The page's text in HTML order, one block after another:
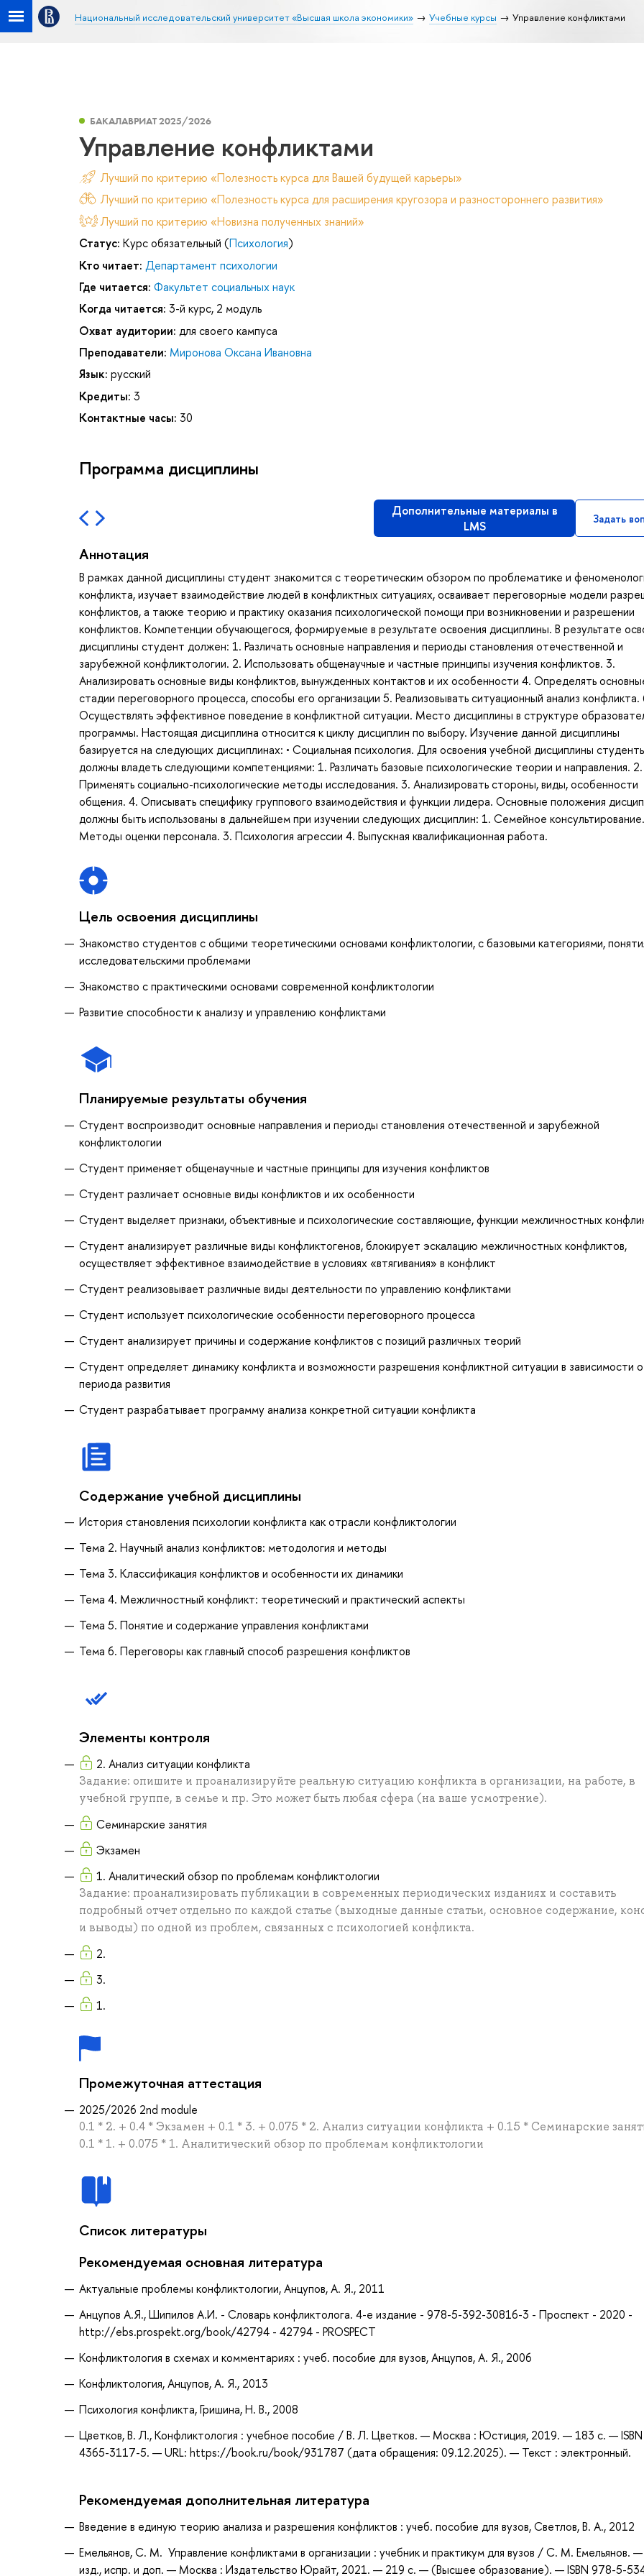
Национальный исследовательский университет «Высшая школа экономики» Учебные курсы Управление конфликтами
БАКАЛАВРИАТ 2025/2026
Управление конфликтами
Лучший по критерию «Полезность курса для Вашей будущей карьеры»
Лучший по критерию «Полезность курса для расширения кругозора и разностороннего развития»
Лучший по критерию «Новизна полученных знаний»
Статус: Курс обязательный (Психология)
Кто читает: Департамент психологии
Где читается: Факультет социальных наук
Когда читается: 3-й курс, 2 модуль
Охват аудитории: для своего кампуса
Преподаватели: Миронова Оксана Ивановна
Язык: русский
Кредиты: 3
Контактные часы: 30
Программа дисциплины
Дополнительные материалы в
LMS
Задать
Аннотация
В рамках данной дисциплины студент знакомится с теоретическим обзором по проблематике и
конфликта, изучает взаимодействие людей в конфликтных ситуациях, осваивает переговорные модели
конфликтов, а также теорию и практику оказания психологической помощи при возникновении и разрешении
конфликтов. Компетенции обучающегося, формируемые в результате освоения дисциплины. В результате
дисциплины студент должен: 1. Различать основные направления и периоды становления отечественной и
зарубежной конфликтологии. 2. Использовать общенаучные и частные принципы изучения конфликтов. 3.
Анализировать основные виды конфликтов, вынужденных контактов и их особенности 4. Определять
стадии переговорного процесса, способы его организации 5. Реализовывать ситуационный анализ конфликта.
Осуществлять эффективное поведение в конфликтной ситуации. Место дисциплины в структуре
программы. Настоящая дисциплина относится к циклу дисциплин по выбору. Изучение данной дисциплины
базируется на следующих дисциплинах: • Социальная психология. Для освоения учебной дисциплины
должны владеть следующими компетенциями: 1. Различать базовые психологические теории и направления. 2.
Применять социально-психологические методы исследования. 3. Анализировать стороны, виды, особенности
общения. 4. Описывать специфику группового взаимодействия и функции лидера. Основные положения
должны быть использованы в дальнейшем при изучении следующих дисциплин: 1. Семейное
Методы оценки персонала. 3. Психология агрессии 4. Выпускная квалификационная работа.
Цель освоения дисциплины
Знакомство студентов с общими теоретическими основами конфликтологии, с базовыми категориями,
исследовательскими проблемами
Знакомство с практическими основами современной конфликтологии
Развитие способности к анализу и управлению конфликтами
Планируемые результаты обучения
Студент воспроизводит основные направления и периоды становления отечественной и зарубежной
конфликтологии
Студент применяет общенаучные и частные принципы для изучения конфликтов
Студент различает основные виды конфликтов и их особенности
Студент выделяет признаки, объективные и психологические составляющие, функции межличностных
Студент анализирует различные виды конфликтогенов, блокирует эскалацию межличностных конфликтов,
осуществляет эффективное взаимодействие в условиях «втягивания» в конфликт
Студент реализовывает различные виды деятельности по управлению конфликтами
Студент использует психологические особенности переговорного процесса
Студент анализирует причины и содержание конфликтов с позиций различных теорий
Студент определяет динамику конфликта и возможности разрешения конфликтной ситуации в зависимости
периода развития
Студент разрабатывает программу анализа конкретной ситуации конфликта
Содержание учебной дисциплины
История становления психологии конфликта как отрасли конфликтологии
Тема 2. Научный анализ конфликтов: методология и методы
Тема 3. Классификация конфликтов и особенности их динамики
Тема 4. Межличностный конфликт: теоретический и практический аспекты
Тема 5. Понятие и содержание управления конфликтами
Тема 6. Переговоры как главный способ разрешения конфликтов
Элементы контроля
2. Анализ ситуации конфликта
Задание: опишите и проанализируйте реальную ситуацию конфликта в организации, на работе, в
учебной группе, в семье и пр. Это может быть любая сфера (на ваше усмотрение).
Семинарские занятия
Экзамен
1. Аналитический обзор по проблемам конфликтологии
Задание: проанализировать публикации в современных периодических изданиях и составить
подробный отчет отдельно по каждой статье (выходные данные статьи, основное содержание,
и выводы) по одной из проблем, связанных с психологией конфликта.
2.
3.
1.
Промежуточная аттестация
2025/2026 2nd module
0.1 * 2. + 0.4 * Экзамен + 0.1 * 3. + 0.075 * 2. Анализ ситуации конфликта + 0.15 * Семинарские
0.1 * 1. + 0.075 * 1. Аналитический обзор по проблемам конфликтологии
Список литературы
Рекомендуемая основная литература
Актуальные проблемы конфликтологии, Анцупов, А. Я., 2011
Анцупов А.Я., Шипилов А.И. - Словарь конфликтолога. 4-е издание - 978-5-392-30816-3 - Проспект - 2020 -
http://ebs.prospekt.org/book/42794 - 42794 - PROSPECT
Конфликтология в схемах и комментариях : учеб. пособие для вузов, Анцупов, А. Я., 2006
Конфликтология, Анцупов, А. Я., 2013
Психология конфликта, Гришина, Н. В., 2008
Цветков, В. Л., Конфликтология : учебное пособие / В. Л. Цветков. — Москва : Юстиция, 2019. — 183 с. —
4365-3117-5. — URL: https://book.ru/book/931787 (дата обращения: 09.12.2025). — Текст : электронный.
Рекомендуемая дополнительная литература
Введение в единую теорию анализа и разрешения конфликтов : учеб. пособие для вузов, Светлов, В. А., 2012
Емельянов, С. М. Управление конфликтами в организации : учебник и практикум для вузов / С. М. Емельянов.
изд., испр. и доп. — Москва : Издательство Юрайт, 2021. — 219 с. — (Высшее образование). — ISBN 978-5-